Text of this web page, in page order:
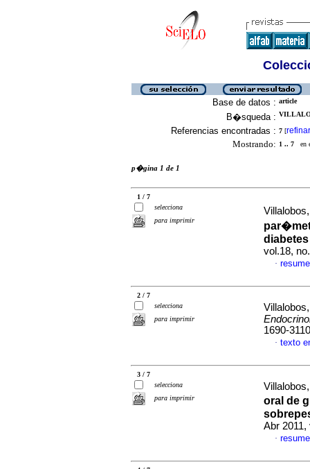
Base de datos : article
B�squeda :
Referencias encontradas : 7 [refinar
Mostrando: 1 .. 7 en
p�gina 1 de 1
1 / 7
selecciona
para imprimir
vol.18,
·
2 / 7
selecciona
para imprimir
1690-3110
· texto
3 / 7
selecciona
para imprimir
oral de
Abr 2011,
·